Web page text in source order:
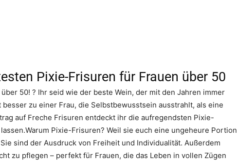
Pixie-Frisuren für Frauen über 50
50! ? Ihr seid wie der beste Wein, der mit den Jahren immer
zu einer Frau, die Selbstbewusstsein ausstrahlt, als eine
auf Freche Frisuren entdeckt ihr die aufregendsten Pixie-
Pixie-Frisuren? Weil sie euch eine ungeheure Portion
sind der Ausdruck von Freiheit und Individualität. Außerdem
zu pflegen – perfekt für Frauen, die das Leben in vollen Zügen